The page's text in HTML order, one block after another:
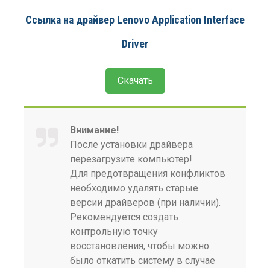
Ссылка на драйвер Lenovo Application Interface
Driver
Скачать
Внимание!
После установки драйвера
перезагрузите компьютер!
Для предотвращения конфликтов
необходимо удалять старые
версии драйверов (при наличии).
Рекомендуется создать
контрольную точку
восстановления, чтобы можно
было откатить систему в случае